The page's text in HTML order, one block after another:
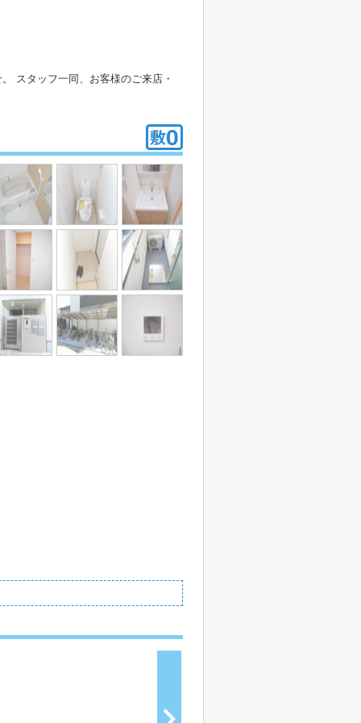
スタッフ一同、お客様のご来店・